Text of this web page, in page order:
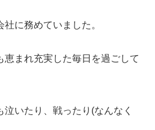
に務めていました。
恵まれ充実した毎日を過ごして
泣いたり、戦ったり(なんなく